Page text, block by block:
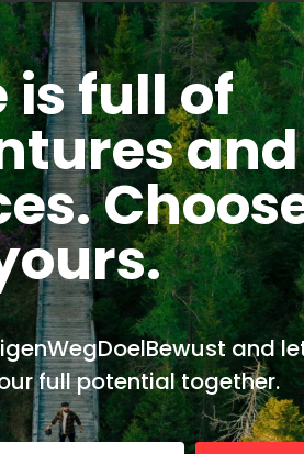
hardnekkig trauma. De eerste
naar de situatie te kijken, er anders
meer om de oude angst en verdriet
mij.
en talent voor deze methode.
is full of
and
and
full potential together.